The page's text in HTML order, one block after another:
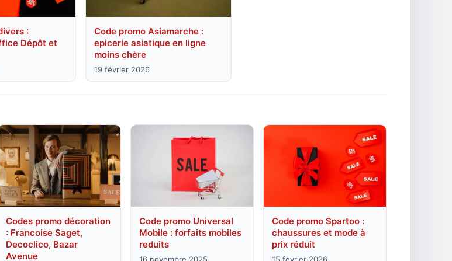
:
Dépôt et
Code promo Asiamarche :
epicerie asiatique en ligne
moins chère
19 février 2026
Codes promo décoration
: Francoise Saget,
Decoclico, Bazar
Avenue
Code promo Universal
Mobile : forfaits mobiles
reduits
16 novembre 2025
Code promo Spartoo :
chaussures et mode à
prix réduit
15 février 2026